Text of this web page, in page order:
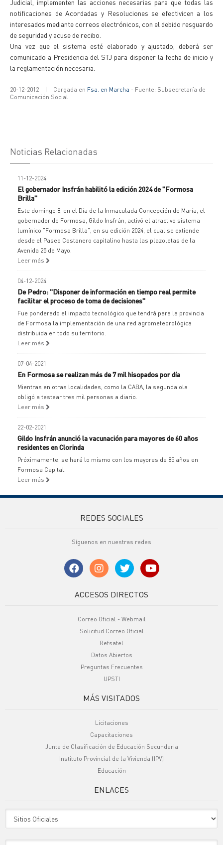
Judicial, implementen las acciones necesarias para que todas las
notificaciones de Acordadas y Resoluciones se efectivicen a los
interesados mediante correos electrónicos, con el debido resguardo
de seguridad y acuse de recibo.
Una vez que el sistema esté elaborado y ajustado, deberá ser
comunicado a Presidencia del STJ para disponer la fecha de inicio y
la reglamentación necesaria.
20-12-2012 | Cargada en Fsa. en Marcha - Fuente: Subsecretaría de
Comunicación Social
Noticias Relacionadas
11-12-2024
El gobernador Insfrán habilitó la edición 2024 de "Formosa
Brilla"
Este domingo 8, en el Día de la Inmaculada Concepción de María, el
gobernador de Formosa, Gildo Insfrán, activó el atractivo sistema
lumínico "Formosa Brilla", en su edición 2024, el cual se extiende
desde el Paseo Costanero capitalino hasta las plazoletas de la
Avenida 25 de Mayo.
Leer más
04-12-2024
De Pedro: "Disponer de información en tiempo real permite
facilitar el proceso de toma de decisiones"
Fue ponderado el impacto tecnológico que tendrá para la provincia
de Formosa la implementación de una red agrometeorológica
distribuida en todo su territorio.
Leer más
07-04-2021
En Formosa se realizan más de 7 mil hisopados por día
Mientras en otras localidades, como la CABA, la segunda ola
obligó a testear tres mil personas a diario.
Leer más
22-02-2021
Gildo Insfrán anunció la vacunación para mayores de 60 años
residentes en Clorinda
Próximamente, se hará lo mismo con los mayores de 85 años en
Formosa Capital.
Leer más
REDES SOCIALES
Síguenos en nuestras redes
ACCESOS DIRECTOS
Correo Oficial - Webmail
Solicitud Correo Oficial
Refsatel
Datos Abiertos
Preguntas Frecuentes
UPSTI
MÁS VISITADOS
Licitaciones
Capacitaciones
Junta de Clasificación de Educación Secundaria
Instituto Provincial de la Vivienda (IPV)
Educación
ENLACES